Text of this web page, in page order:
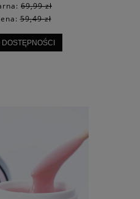
69,99 zł
59,49 zł